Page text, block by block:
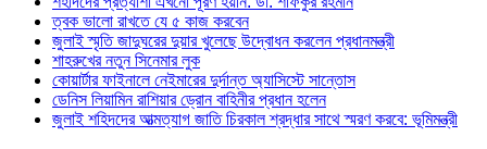
ত্বক ভালো রাখতে যে ৫ কাজ করবেন
জুলাই স্মৃতি জাদুঘরের দুয়ার খুলেছে উদ্বোধন করলেন প্রধানমন্ত্রী
শাহরুখের নতুন সিনেমার লুক
কোয়ার্টার ফাইনালে নেইমারের দুর্দান্ত অ্যাসিস্টে সান্তোস
ডেনিস লিয়ামিন রাশিয়ার ড্রোন বাহিনীর প্রধান হলেন
জুলাই শহিদদের আত্মত্যাগ জাতি চিরকাল শ্রদ্ধার সাথে স্মরণ করবে: ভূমিমন্ত্রী